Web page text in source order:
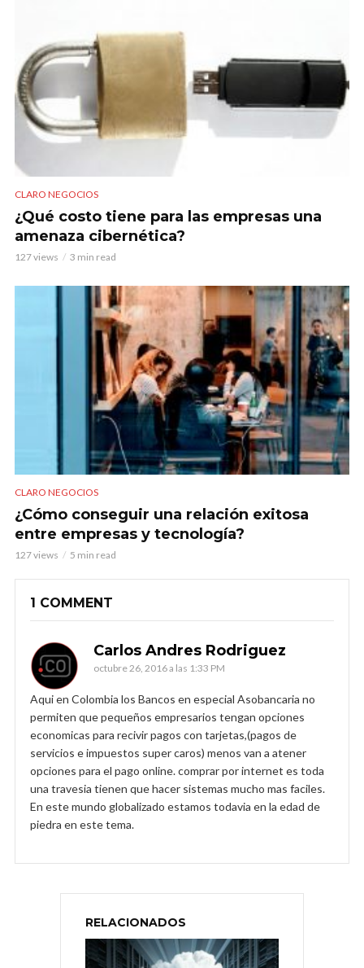
CLARO NEGOCIOS
¿Qué costo tiene para las empresas una
amenaza cibernética?
127 views 3 min read
CLARO NEGOCIOS
¿Cómo conseguir una relación exitosa
entre empresas y tecnología?
127 views 5 min read
1 COMMENT
Carlos Andres Rodriguez
octubre 26, 2016 a las 1:33 PM
Aqui en Colombia los Bancos en especial Asobancaria no
permiten que pequeños empresarios tengan opciones
economicas para recivir pagos con tarjetas,(pagos de
servicios e impuestos super caros) menos van a atener
opciones para el pago online. comprar por internet es toda
una travesia tienen que hacer sistemas mucho mas faciles.
En este mundo globalizado estamos todavia en la edad de
piedra en este tema.
RELACIONADOS